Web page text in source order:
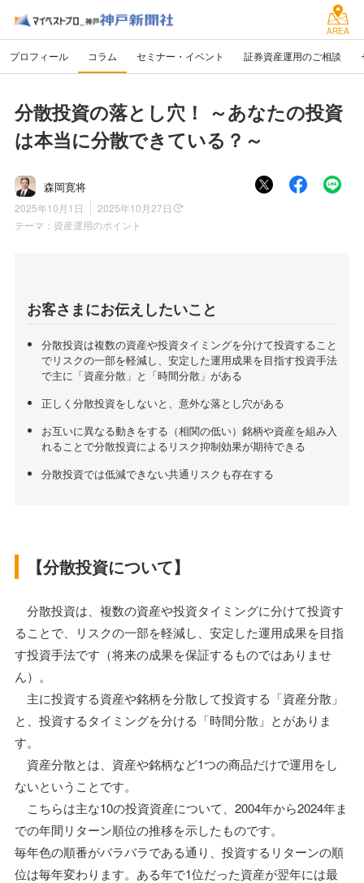
AREA
プロフィール コラム セミナー・イベント 証券資産運用のご相談
分散投資の落とし穴！ ～あなたの投資
は本当に分散できている？～
森岡寛将
2025年10月1日
2025年10月27日
テーマ： 資産運用のポイント
お客さまにお伝えしたいこと
分散投資は複数の資産や投資タイミングを分けて投資すること
でリスクの一部を軽減し、安定した運用成果を目指す投資手法
で主に「資産分散」と「時間分散」がある
正しく分散投資をしないと、意外な落とし穴がある
お互いに異なる動きをする（相関の低い）銘柄や資産を組み入
れることで分散投資によるリスク抑制効果が期待できる
分散投資では低減できない共通リスクも存在する
【分散投資について】
分散投資は、複数の資産や投資タイミングに分けて投資す
ることで、リスクの一部を軽減し、安定した運用成果を目指
す投資手法です（将来の成果を保証するものではありませ
ん）。
主に投資する資産や銘柄を分散して投資する「資産分散」
と、投資するタイミングを分ける「時間分散」とがありま
す。
資産分散とは、資産や銘柄など1つの商品だけで運用をし
ないということです。
こちらは主な10の投資資産について、2004年から2024年ま
での年間リターン順位の推移を示したものです。
毎年色の順番がバラバラである通り、投資するリターンの順
位は毎年変わります。ある年で1位だった資産が翌年には最